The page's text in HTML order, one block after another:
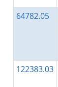
64782.05
122383.03